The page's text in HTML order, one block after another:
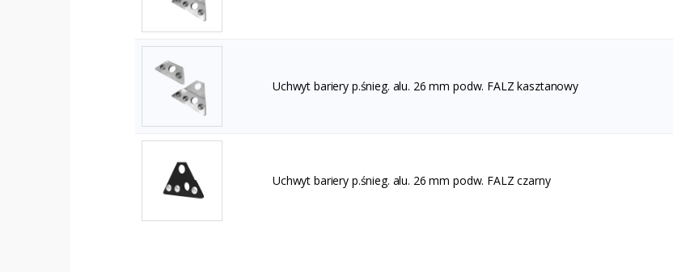
Uchwyt bariery p.śnieg. alu. 26 mm podw. FALZ kasztanowy
Uchwyt bariery p.śnieg. alu. 26 mm podw. FALZ czarny